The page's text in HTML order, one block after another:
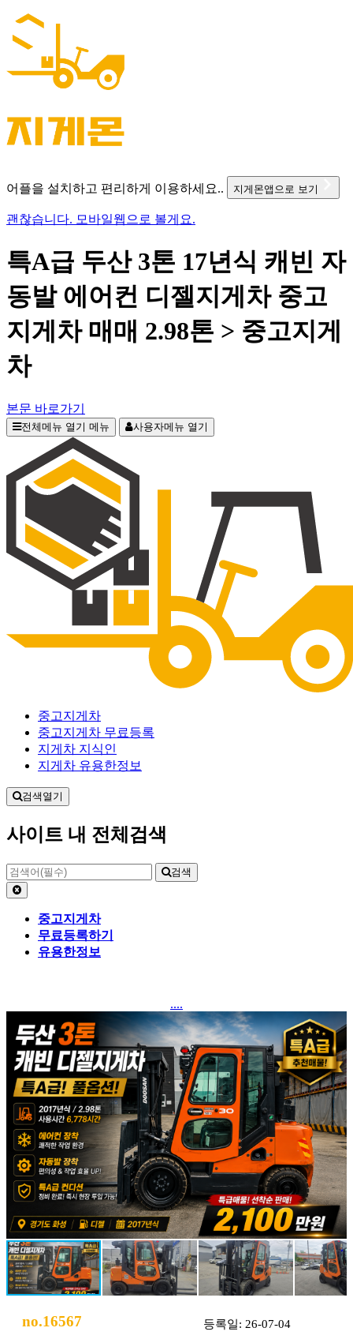
어플을 설치하고 편리하게 이용하세요.. 지게몬앱으로 보기
괜찮습니다. 모바일웹으로 볼게요.
특A급 두산 3톤 17년식 캐빈 자
동발 에어컨 디젤지게차 중고
지게차 매매 2.98톤 > 중고지게
차
본문 바로가기
전체메뉴 열기 메뉴 사용자메뉴 열기
중고지게차
중고지게차 무료등록
지게차 지식인
지게차 유용한정보
검색열기
사이트 내 전체검색
검색
중고지게차
무료등록하기
유용한정보
....
no.16567 등록일: 26-07-04